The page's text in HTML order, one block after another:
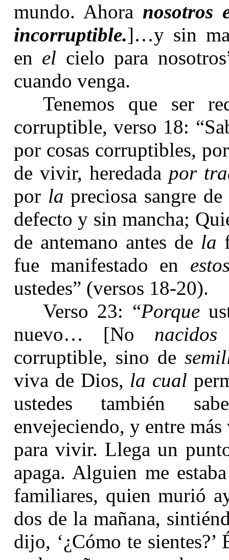
mundo. Ahora nosotros
incorruptible.]…y sin
en el cielo para
cuando venga.
Tenemos que ser
corruptible, verso 18:
por cosas corruptibles,
de vivir, heredada por
por la preciosa sangre
defecto y sin mancha;
de antemano antes de la
fue manifestado en
ustedes” (versos 18-20).
Verso 23: “Porque
nuevo… [No
corruptible, sino de
viva de Dios, la cual
ustedes también
envejeciendo, y entre
para vivir. Llega un
apaga. Alguien me
familiares, quien murió
dos de la mañana,
dijo, ‘¿Cómo te